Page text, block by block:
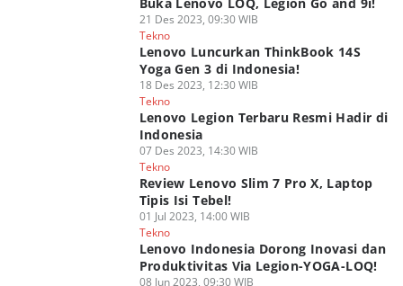
21 Des 2023, 09:30 WIB
Tekno
Lenovo Luncurkan ThinkBook 14S
Yoga Gen 3 di Indonesia!
18 Des 2023, 12:30 WIB
Tekno
Lenovo Legion Terbaru Resmi Hadir di
Indonesia
07 Des 2023, 14:30 WIB
Tekno
Review Lenovo Slim 7 Pro X, Laptop
Tipis Isi Tebel!
01 Jul 2023, 14:00 WIB
Tekno
Lenovo Indonesia Dorong Inovasi dan
Produktivitas Via Legion-YOGA-LOQ!
08 Jun 2023, 09:30 WIB